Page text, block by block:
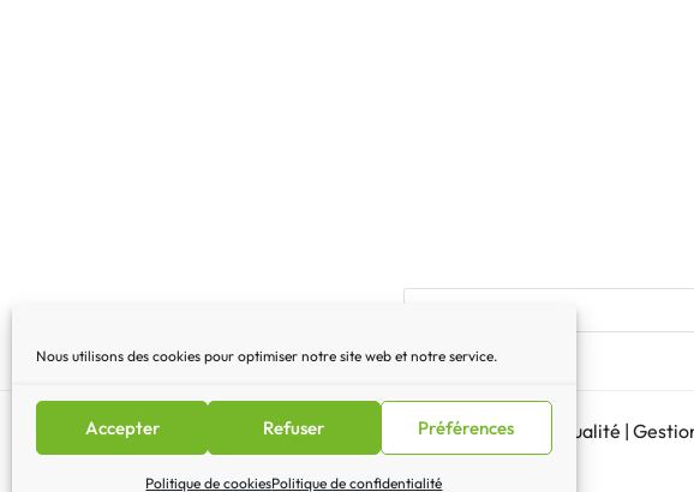
Nous utilisons des cookies pour optimiser notre site web et notre service.
Accepter Refuser Préférences
Politique de cookiesPolitique de confidentialité
Mentions légales|Lettre d’actualité |